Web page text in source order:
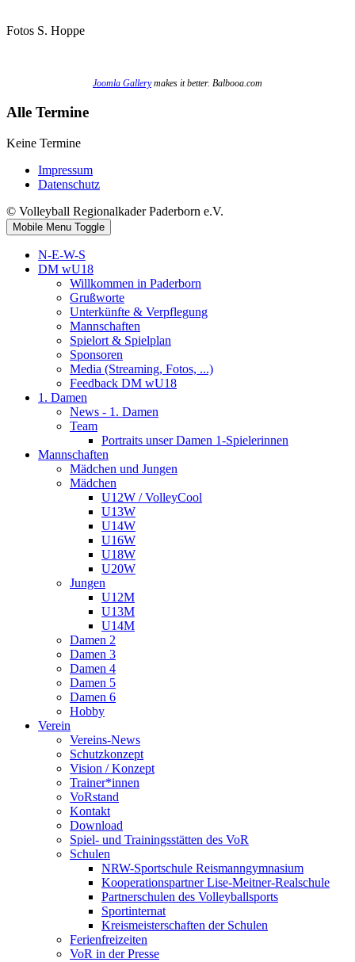
Fotos S. Hoppe
Joomla Gallerymakes it better. Balbooa.com
Alle Termine
Keine Termine
Impressum
Datenschutz
© Volleyball Regionalkader Paderborn e.V.
Mobile Menu Toggle
N-E-W-S
DM wU18
Willkommen in Paderborn
Grußworte
Unterkünfte & Verpflegung
Mannschaften
Spielort & Spielplan
Sponsoren
Media (Streaming, Fotos, ...)
Feedback DM wU18
1. Damen
News - 1. Damen
Team
Portraits unser Damen 1-Spielerinnen
Mannschaften
Mädchen und Jungen
Mädchen
U12W / VolleyCool
U13W
U14W
U16W
U18W
U20W
Jungen
U12M
U13M
U14M
Damen 2
Damen 3
Damen 4
Damen 5
Damen 6
Hobby
Verein
Vereins-News
Schutzkonzept
Vision / Konzept
Trainer*innen
VoRstand
Kontakt
Download
Spiel- und Trainingsstätten des VoR
Schulen
NRW-Sportschule Reismanngymnasium
Kooperationspartner Lise-Meitner-Realschule
Partnerschulen des Volleyballsports
Sportinternat
Kreismeisterschaften der Schulen
Ferienfreizeiten
VoR in der Presse